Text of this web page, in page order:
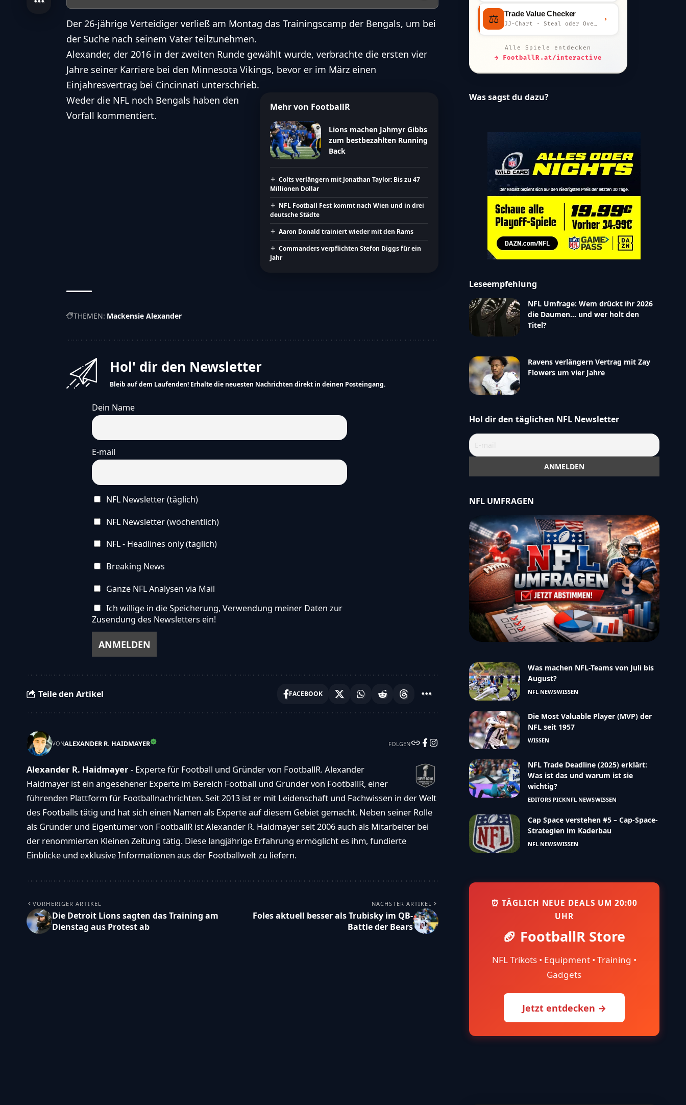
Der 26-jährige Verteidiger verließ am Montag das Trainingscamp der Bengals, um bei
der Suche nach seinem Vater teilzunehmen.
Alexander, der 2016 in der zweiten Runde gewählt wurde, verbrachte die ersten vier
Jahre seiner Karriere bei den Minnesota Vikings, bevor er im März einen
Einjahresvertrag bei Cincinnati unterschrieb.
Mehr von FootballR
Lions machen Jahmyr Gibbs
zum bestbezahlten Running
Back
Colts verlängern mit Jonathan Taylor: Bis zu 47
Millionen Dollar
NFL Football Fest kommt nach Wien und in drei
deutsche Städte
Aaron Donald trainiert wieder mit den Rams
Commanders verpflichten Stefon Diggs für ein
Jahr
Weder die NFL noch Bengals haben den
Vorfall kommentiert.
THEMEN: Mackensie Alexander
Hol' dir den Newsletter
Bleib auf dem Laufenden! Erhalte die neuesten Nachrichten direkt in deinen Posteingang.
Dein Name
E-mail
NFL Newsletter (täglich)
NFL Newsletter (wöchentlich)
NFL - Headlines only (täglich)
Breaking News
Ganze NFL Analysen via Mail
Ich willige in die Speicherung, Verwendung meiner Daten zur
Zusendung des Newsletters ein!
Teile den Artikel FACEBOOK
VONALEXANDER R. HAIDMAYER FOLGEN
Alexander R. Haidmayer- Experte für Football und Gründer von FootballR. Alexander
Haidmayer ist ein angesehener Experte im Bereich Football und Gründer von FootballR, einer
führenden Plattform für Footballnachrichten. Seit 2013 ist er mit Leidenschaft und Fachwissen in der Welt
des Footballs tätig und hat sich einen Namen als Experte auf diesem Gebiet gemacht. Neben seiner Rolle
als Gründer und Eigentümer von FootballR ist Alexander R. Haidmayer seit 2006 auch als Mitarbeiter bei
der renommierten Kleinen Zeitung tätig. Diese langjährige Erfahrung ermöglicht es ihm, fundierte
Einblicke und exklusive Informationen aus der Footballwelt zu liefern.
VORHERIGER ARTIKEL
Die Detroit Lions sagten das Training am
Dienstag aus Protest ab
NÄCHSTER ARTIKEL
Foles aktuell besser als Trubisky im QB-
Battle der Bears
⚖️ Trade Value Checker
JJ-Chart · Steal oder Overpay?
›
Alle Spiele entdecken
→ FootballR.at/interactive
Was sagst du dazu?
Leseempfehlung
NFL Umfrage: Wem drückt ihr 2026
die Daumen… und wer holt den
Titel?
Ravens verlängern Vertrag mit Zay
Flowers um vier Jahre
Hol dir den täglichen NFL Newsletter
NFL UMFRAGEN
Was machen NFL-Teams von Juli bis
August?
NFL NEWSWISSEN
Die Most Valuable Player (MVP) der
NFL seit 1957
WISSEN
NFL Trade Deadline (2025) erklärt:
Was ist das und warum ist sie
wichtig?
EDITORS PICKNFL NEWSWISSEN
Cap Space verstehen #5 – Cap-Space-
Strategien im Kaderbau
NFL NEWSWISSEN
⏰ TÄGLICH NEUE DEALS UM 20:00
UHR
🏈 FootballR Store
NFL Trikots • Equipment • Training •
Gadgets
Jetzt entdecken →